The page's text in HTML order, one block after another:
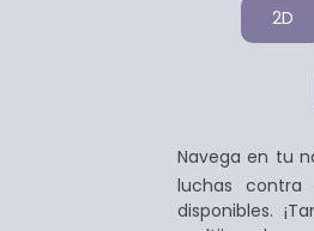
2D
Navega en tu
luchas
disponibles.